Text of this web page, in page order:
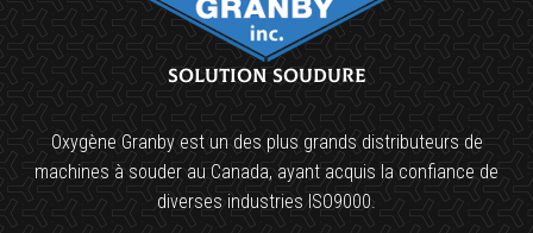
Solution soudure
Oxygène Granby est un des plus grands distributeurs de
machines à souder au Canada, ayant acquis la confiance de
diverses industries ISO9000.